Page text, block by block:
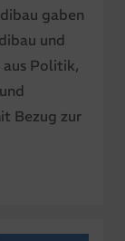
gaben
und
aus Politik,
Bezug zur